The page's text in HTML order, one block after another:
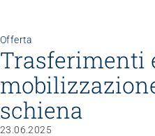
Offerta
Trasferimenti
schiena
23.06.2025